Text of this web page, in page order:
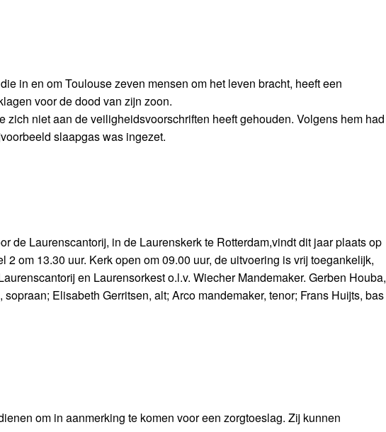
in en om Toulouse zeven mensen om het leven bracht, heeft een
voor de dood van zijn zoon.
zich niet aan de veiligheidsvoorschriften heeft gehouden. Volgens hem had
slaapgas was ingezet.
de Laurenscantorij, in de Laurenskerk te Rotterdam,vindt dit jaar plaats op
om 13.30 uur. Kerk open om 09.00 uur, de uitvoering is vrij toegankelijk,
en Laurensorkest o.l.v. Wiecher Mandemaker. Gerben Houba,
Elisabeth Gerritsen, alt; Arco mandemaker, tenor; Frans Huijts, bas
om in aanmerking te komen voor een zorgtoeslag. Zij kunnen